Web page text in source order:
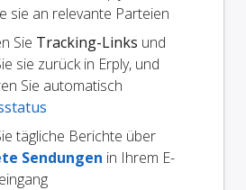
sie an relevante Parteien
Sie Tracking-Links und
sie zurück in Erply, und
Sie automatisch
tägliche Berichte über
Sendungen in Ihrem E-